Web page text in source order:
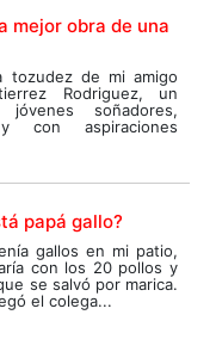
mejor obra de una
tozudez de mi amigo
Rodriguez, un
soñadores,
con aspiraciones
papá gallo?
gallos en mi patio,
con los 20 pollos y
se salvó por marica.
el colega...